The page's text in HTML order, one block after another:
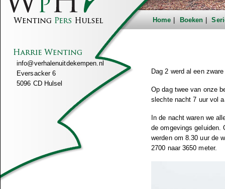
Home Boeken
info@verhalenuitdekempen.nl
Eversacker 6
5096 CD Hulsel
Dag 2 werd al een
Op dag twee van onze
slechte nacht 7 uur vol
In de nacht waren we
de omgevings geluiden.
werden om 8.30 uur de
2700 naar 3650 meter.